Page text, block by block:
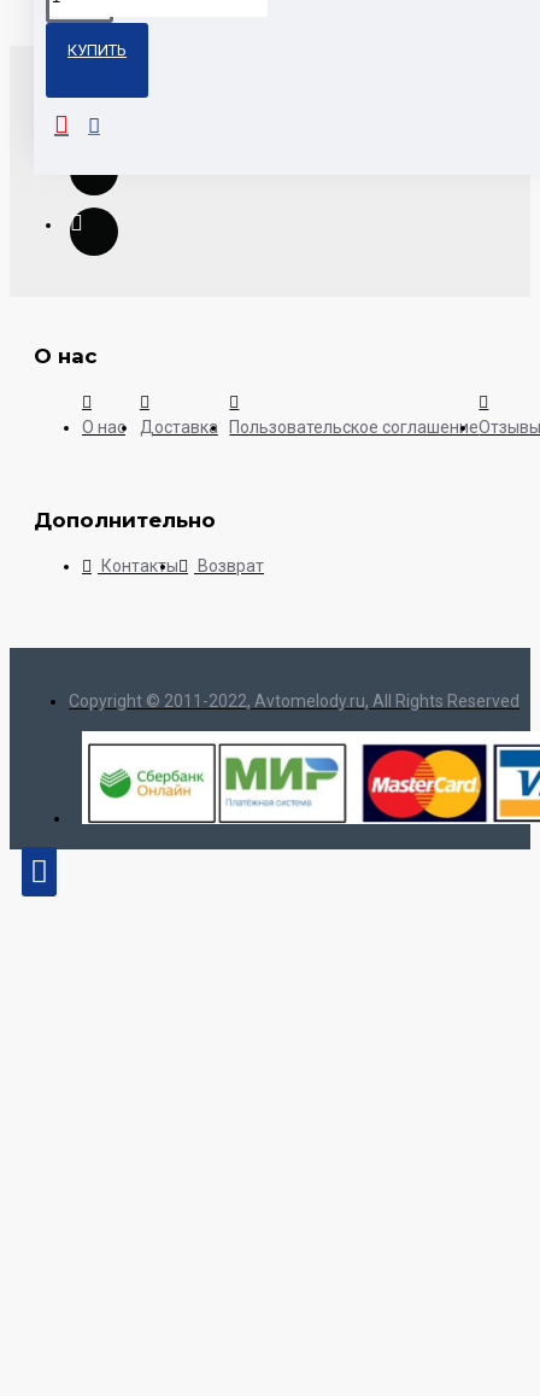
КУПИТЬ
О нас
О нас Доставка Пользовательское соглашение
Дополнительно
Контакты Возврат
Copyright © 2011-2022, Avtomelody.ru, All Rights Reserved